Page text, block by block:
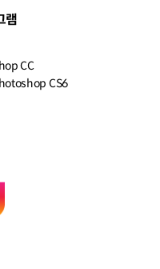
램
CC
CS6